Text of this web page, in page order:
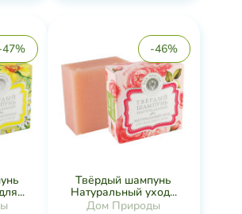
-46%
Твёрдый шампунь
Натуральный уход...
Дом Природы